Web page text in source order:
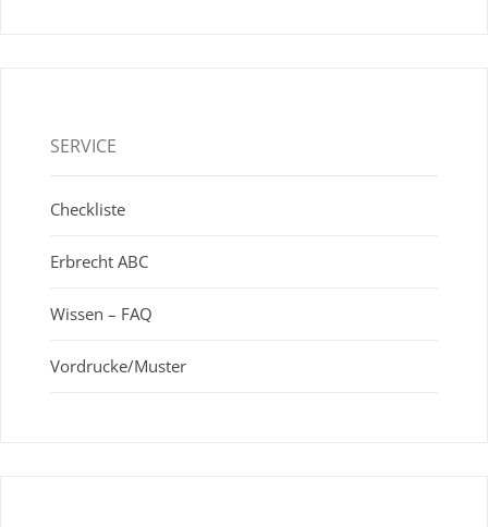
SERVICE
Checkliste
Erbrecht ABC
Wissen – FAQ
Vordrucke/Muster